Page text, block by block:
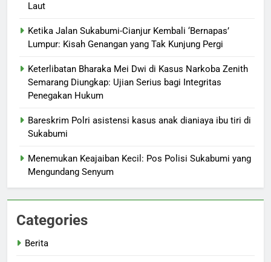
Laut
Ketika Jalan Sukabumi-Cianjur Kembali ‘Bernapas’
Lumpur: Kisah Genangan yang Tak Kunjung Pergi
Keterlibatan Bharaka Mei Dwi di Kasus Narkoba Zenith
Semarang Diungkap: Ujian Serius bagi Integritas
Penegakan Hukum
Bareskrim Polri asistensi kasus anak dianiaya ibu tiri di
Sukabumi
Menemukan Keajaiban Kecil: Pos Polisi Sukabumi yang
Mengundang Senyum
Categories
Berita